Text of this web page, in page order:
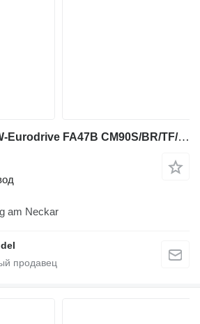
Сервопривод SEW-Eurodrive FA47B CM90S/BR/TF/AS1H/SB50 для промышленного оборудования
am Neckar